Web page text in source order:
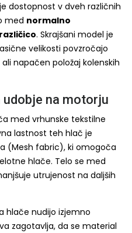
dostopnost v dveh različnih
med normalno
. Skrajšani model je
velikosti povzročajo
napačen položaj kolenskih
na motorju
med vrhunske tekstilne
lastnost teh hlač je
(Mesh fabric), ki omogoča
hlače. Telo se med
utrujenost na daljših
hlače nudijo izjemno
zagotavlja, da se material